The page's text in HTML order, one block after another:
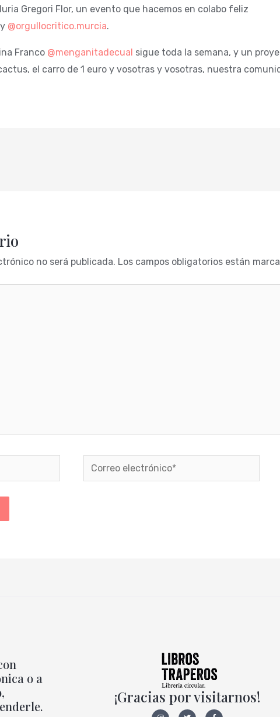
Gregori Flor, un evento que hacemos en colabo feliz
@orgullocritico.murcia.
Franco @menganitadecual sigue toda la semana, y un
el carro de 1 euro y vosotras y vosotras, nuestra
no será publicada. Los campos obligatorios están
Correo
electrónico*
o a
¡Gracias por visitarnos!
I
T
F